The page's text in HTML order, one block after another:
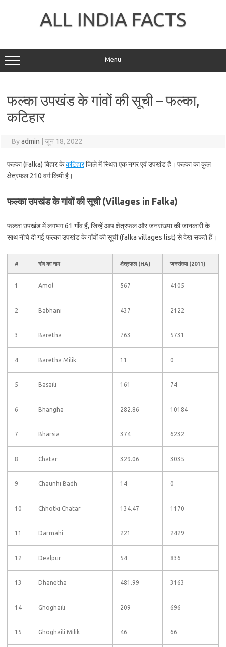
ALL INDIA FACTS
Menu
फल्का उपखंड के गांवों की सूची – फल्का,
कटिहार
Byadmin जून 18, 2022
फल्का (Falka) बिहार केकटिहारजिले में स्थित एक नगर एवं उपखंड है। फल्का का कुल
क्षेत्रफल 210 वर्ग किमी है।
फल्का उपखंड के गांवों की सूची (Villages in Falka)
फल्का उपखंड में लगभग 61 गाँव हैं, जिन्हें आप क्षेत्रफल और जनसंख्या की जानकारी के
साथ नीचे दी गई फल्का उपखंड के गाँवों की सूची (falka villages list) से देख सकते हैं।
# गांव का नाम क्षेत्रफल (HA) जनसंख्या (2011)
1 Amol 567 4105
2 Babhani 437 2122
3 Baretha 763 5731
4 Baretha Milik 11 0
5 Basaili 161 74
6 Bhangha 282.86 10184
7 Bharsia 374 6232
8 Chatar 329.06 3035
9 Chaunhi Badh 14 0
10 Chhotki Chatar 134.47 1170
11 Darmahi 221 2429
12 Dealpur 54 836
13 Dhanetha 481.99 3163
14 Ghoghaili 209 696
15 Ghoghaili Milik 46 66